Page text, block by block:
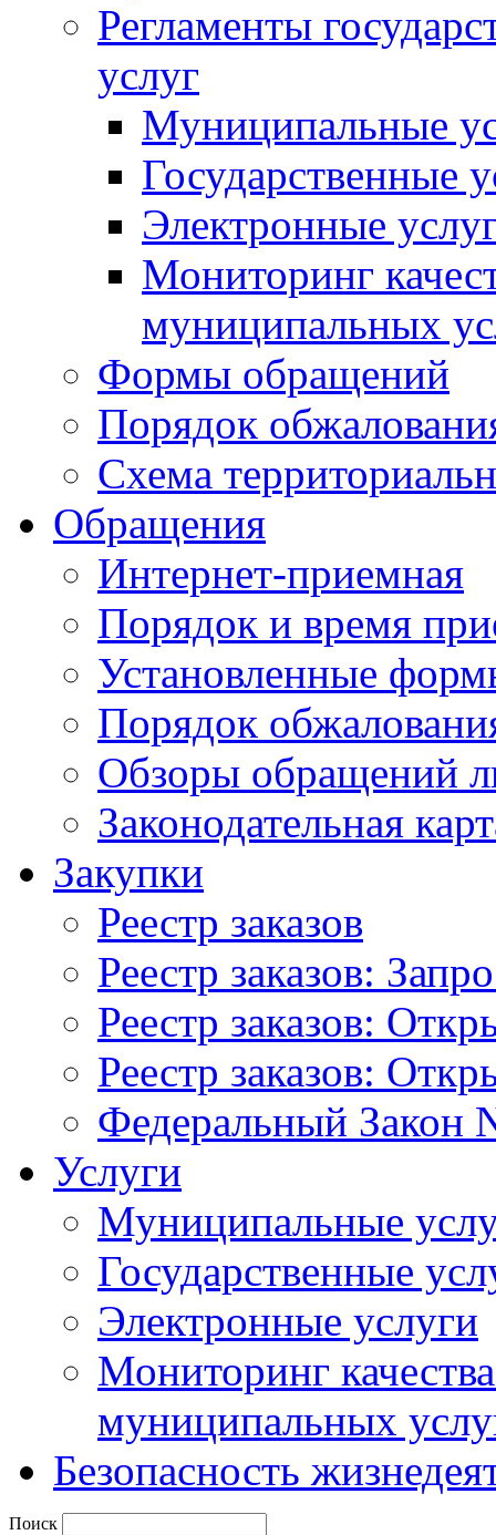
Регламенты
услуг
Муниципальные
Государственные
Электронные
Мониторинг
муниципальных
Формы обращений
Порядок
Схема
Обращения
Интернет-приемная
Порядок и время
Установленные
Порядок
Обзоры обращений
Законодательная
Закупки
Реестр заказов
Реестр заказов:
Реестр заказов:
Реестр заказов:
Федеральный Закон
Услуги
Муниципальные
Государственные
Электронные услуги
Мониторинг
муниципальных
Безопасность
Поиск